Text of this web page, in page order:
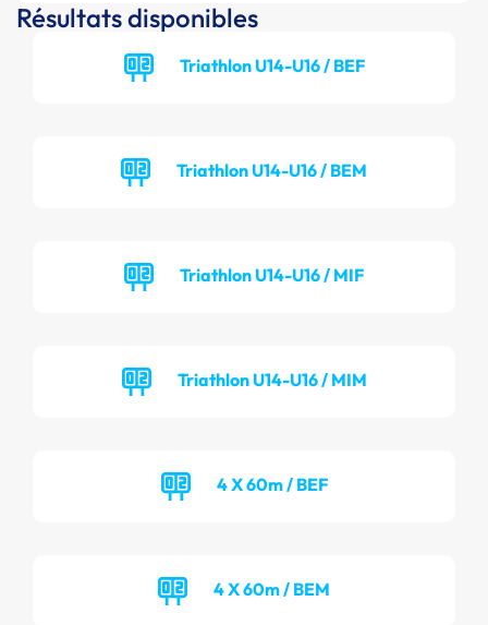
Résultats disponibles
Triathlon U14-U16 / BEF
Triathlon U14-U16 / BEM
Triathlon U14-U16 / MIF
Triathlon U14-U16 / MIM
4 X 60m / BEF
4 X 60m / BEM